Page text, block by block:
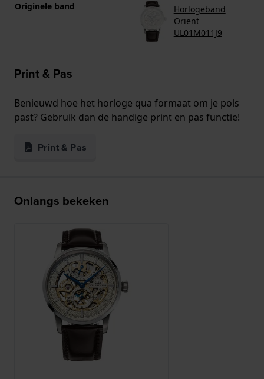
Originele band
Horlogeband
Orient
UL01M011J9
Print & Pas
Benieuwd hoe het horloge qua formaat om je pols
past? Gebruik dan de handige print en pas functie!
Print & Pas
Onlangs bekeken